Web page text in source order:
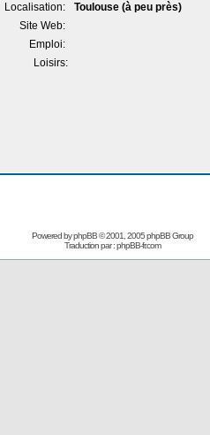
Localisation:
Toulouse (à peu près)
Site Web:
Emploi:
Loisirs:
Powered byphpBB© 2001, 2005 phpBB Group
Traduction par :phpBB-fr.com